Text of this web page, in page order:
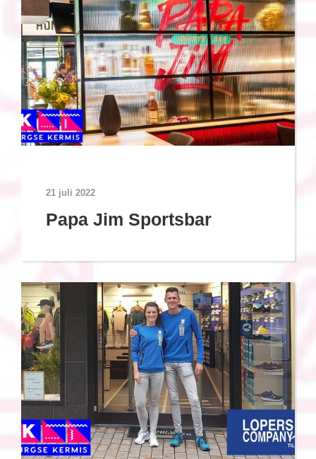
21 juli 2022
Papa Jim Sportsbar